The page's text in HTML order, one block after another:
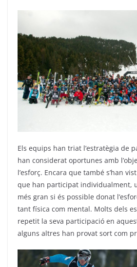
Els equips han triat l’estratègia de
han considerat oportunes amb
l’esforç. Encara que també s’han
que han participat individualment,
més gran si és possible donat
tant física com mental. Molts dels
repetit la seva participació en
alguns altres han provat sort com